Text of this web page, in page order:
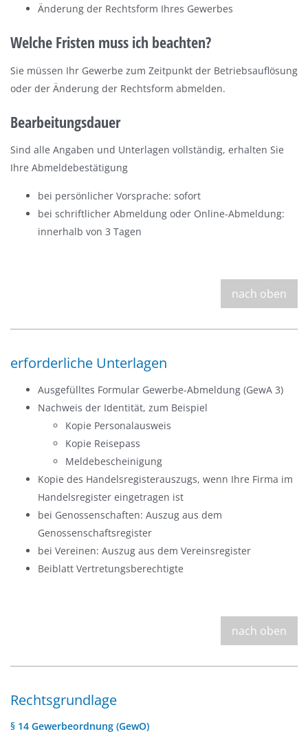
Änderung der Rechtsform Ihres Gewerbes
Welche Fristen muss ich beachten?
Sie müssen Ihr Gewerbe zum Zeitpunkt der Betriebsauflösung
oder der Änderung der Rechtsform abmelden.
Bearbeitungsdauer
Sind alle Angaben und Unterlagen vollständig, erhalten Sie
Ihre Abmeldebestätigung
bei persönlicher Vorsprache: sofort
bei schriftlicher Abmeldung oder Online-Abmeldung:
innerhalb von 3 Tagen
nach oben
erforderliche Unterlagen
Ausgefülltes Formular Gewerbe-Abmeldung (GewA 3)
Nachweis der Identität, zum Beispiel
Kopie Personalausweis
Kopie Reisepass
Meldebescheinigung
Kopie des Handelsregisterauszugs, wenn Ihre Firma im
Handelsregister eingetragen ist
bei Genossenschaften: Auszug aus dem
Genossenschaftsregister
bei Vereinen: Auszug aus dem Vereinsregister
Beiblatt Vertretungsberechtigte
nach oben
Rechtsgrundlage
§ 14 Gewerbeordnung (GewO)